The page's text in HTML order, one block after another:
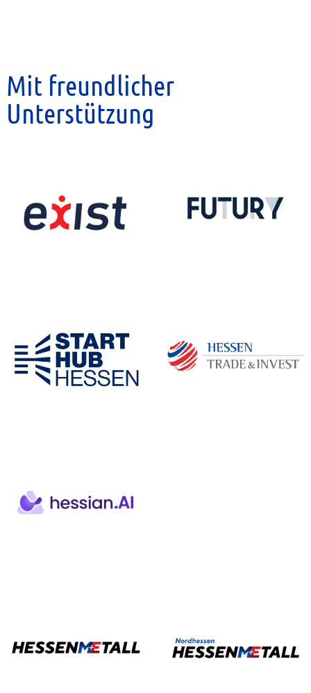
Mit freundlicher
Unterstützung